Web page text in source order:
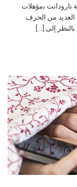
ﻣﻦ ﺍﻟﺤﺮﻑ
بالنظر إلى […]